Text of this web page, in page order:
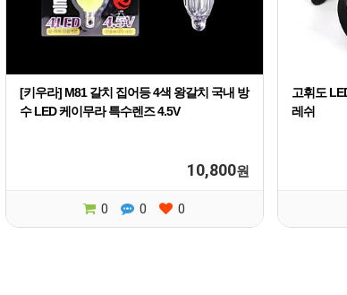
[키우라] M81 갈치 집어등 4색 왕갈치 국내 방
수 LED 케이무라 특수렌즈 4.5V
10,800원
0 0 0
고휘도
레쉬